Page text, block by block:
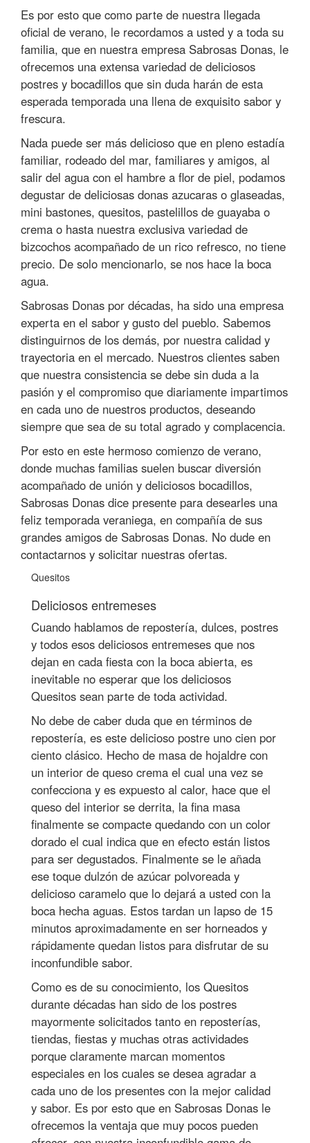
Es por esto que como parte de nuestra llegada
oficial de verano, le recordamos a usted y a toda su
familia, que en nuestra empresa Sabrosas Donas, le
ofrecemos una extensa variedad de deliciosos
postres y bocadillos que sin duda harán de esta
esperada temporada una llena de exquisito sabor y
frescura.
Nada puede ser más delicioso que en pleno estadía
familiar, rodeado del mar, familiares y amigos, al
salir del agua con el hambre a flor de piel, podamos
degustar de deliciosas donas azucaras o glaseadas,
mini bastones, quesitos, pastelillos de guayaba o
crema o hasta nuestra exclusiva variedad de
bizcochos acompañado de un rico refresco, no tiene
precio. De solo mencionarlo, se nos hace la boca
agua.
Sabrosas Donas por décadas, ha sido una empresa
experta en el sabor y gusto del pueblo. Sabemos
distinguirnos de los demás, por nuestra calidad y
trayectoria en el mercado. Nuestros clientes saben
que nuestra consistencia se debe sin duda a la
pasión y el compromiso que diariamente impartimos
en cada uno de nuestros productos, deseando
siempre que sea de su total agrado y complacencia.
Por esto en este hermoso comienzo de verano,
donde muchas familias suelen buscar diversión
acompañado de unión y deliciosos bocadillos,
Sabrosas Donas dice presente para desearles una
feliz temporada veraniega, en compañía de sus
grandes amigos de Sabrosas Donas. No dude en
contactarnos y solicitar nuestras ofertas.
Quesitos
Deliciosos entremeses
Cuando hablamos de repostería, dulces, postres
y todos esos deliciosos entremeses que nos
dejan en cada fiesta con la boca abierta, es
inevitable no esperar que los deliciosos
Quesitos sean parte de toda actividad.
No debe de caber duda que en términos de
repostería, es este delicioso postre uno cien por
ciento clásico. Hecho de masa de hojaldre con
un interior de queso crema el cual una vez se
confecciona y es expuesto al calor, hace que el
queso del interior se derrita, la fina masa
finalmente se compacte quedando con un color
dorado el cual indica que en efecto están listos
para ser degustados. Finalmente se le añada
ese toque dulzón de azúcar polvoreada y
delicioso caramelo que lo dejará a usted con la
boca hecha aguas. Estos tardan un lapso de 15
minutos aproximadamente en ser horneados y
rápidamente quedan listos para disfrutar de su
inconfundible sabor.
Como es de su conocimiento, los Quesitos
durante décadas han sido de los postres
mayormente solicitados tanto en reposterías,
tiendas, fiestas y muchas otras actividades
porque claramente marcan momentos
especiales en los cuales se desea agradar a
cada uno de los presentes con la mejor calidad
y sabor. Es por esto que en Sabrosas Donas le
ofrecemos la ventaja que muy pocos pueden